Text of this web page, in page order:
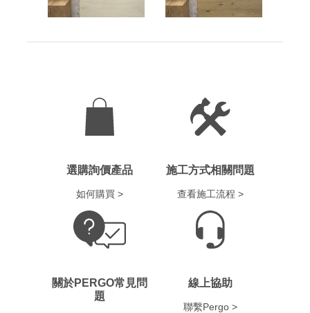
選購詢價產品
如何購買 >
施工方式相關問題
查看施工流程 >
關於PERGO常見問
題
線上協助
聯繫Pergo >